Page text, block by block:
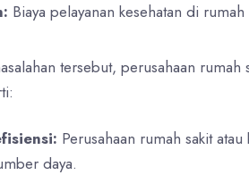
Biaya pelayanan kesehatan di
tersebut, perusahaan rumah
Perusahaan rumah sakit
daya.